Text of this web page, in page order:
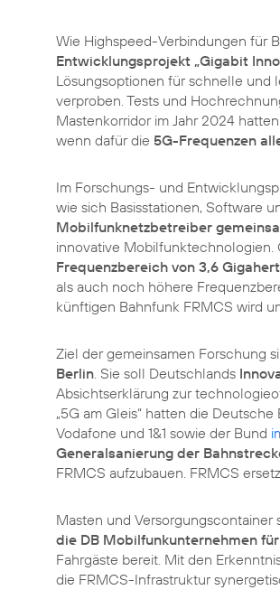
Wie Highspeed-Verbindungen für
Entwicklungsprojekt „Gigabit
Lösungsoptionen für schnelle und
verproben. Tests und
Mastenkorridor im Jahr 2024
wenn dafür die 5G-Frequenzen
Im Forschungs- und
wie sich Basisstationen, Software
Mobilfunknetzbetreiber
innovative Mobilfunktechnologien.
Frequenzbereich von 3,6
als auch noch höhere
künftigen Bahnfunk FRMCS wird
Ziel der gemeinsamen Forschung
Berlin. Sie soll Deutschlands
Absichtserklärung zur
„5G am Gleis“ hatten die
Vodafone und 1&1 sowie der Bund
Generalsanierung der
FRMCS aufzubauen. FRMCS
Masten und
die DB Mobilfunkunternehmen
Fahrgäste bereit. Mit den
die FRMCS-Infrastruktur